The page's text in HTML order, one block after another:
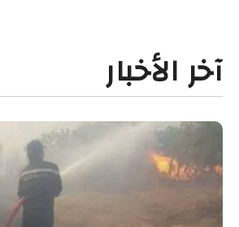
آخر الأخبار